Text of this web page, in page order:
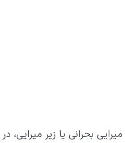
بحرانی یا زیر میرایی، در